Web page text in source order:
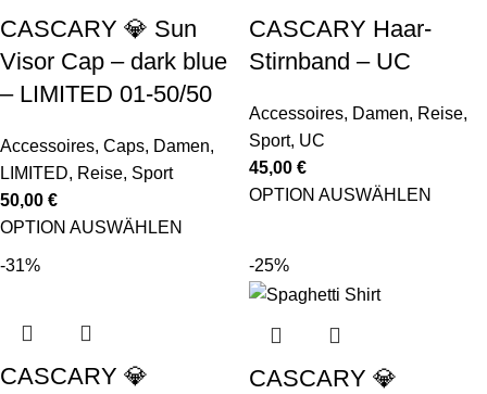
CASCARY 💎 Sun
Visor Cap – dark blue
– LIMITED 01-50/50
Accessoires, Caps, Damen,
LIMITED, Reise, Sport
50,00 €
OPTION AUSWÄHLEN
CASCARY Haar-
Stirnband – UC
Accessoires, Damen, Reise,
Sport, UC
45,00 €
OPTION AUSWÄHLEN
-31%
CASCARY 💎
-25%
CASCARY 💎